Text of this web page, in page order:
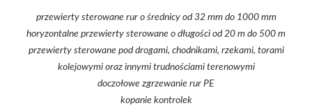
przewierty sterowane rur o średnicy od 32 mm do 1000 mm
horyzontalne przewierty sterowane o długości od 20 m do 500 m
przewierty sterowane pod drogami, chodnikami, rzekami, torami
kolejowymi oraz innymi trudnościami terenowymi
doczołowe zgrzewanie rur PE
kopanie kontrolek